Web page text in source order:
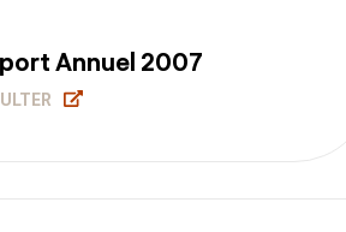
Annuel 2007